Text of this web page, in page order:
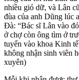
nhiều gió dữ, và Lân
đùa của anh Dũng lúc
Đà: “Bác sĩ Lân vào
ở chợ còn ông tìm ở
tuyển vào khoa Kinh
không nhận sinh viên
xuyên)